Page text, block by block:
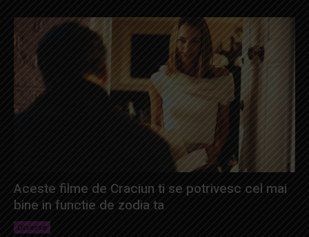
Aceste filme de Craciun ti se potrivesc cel mai
bine in functie de zodia ta
Diverse